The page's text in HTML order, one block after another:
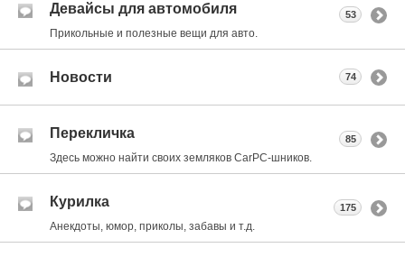
Девайсы для автомобиля
Прикольные и полезные вещи для авто.
53
Новости 74
Перекличка
Здесь можно найти своих земляков CarPC-шников.
85
Курилка
Анекдоты, юмор, приколы, забавы и т.д.
175